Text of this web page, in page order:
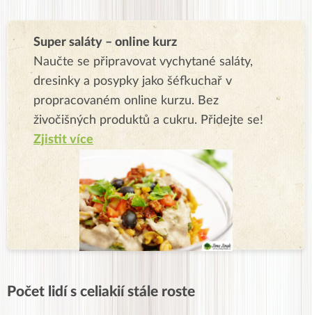
Super saláty – online kurz
Naučte se připravovat vychytané saláty,
dresinky a posypky jako šéfkuchař v
propracovaném online kurzu. Bez
živočišných produktů a cukru. Přidejte se!
Zjistit více
Počet lidí s celiakií stále roste